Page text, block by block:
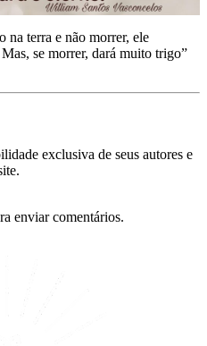
na terra e não morrer, ele
se morrer, dará muito trigo”
exclusiva de seus autores e
enviar comentários.